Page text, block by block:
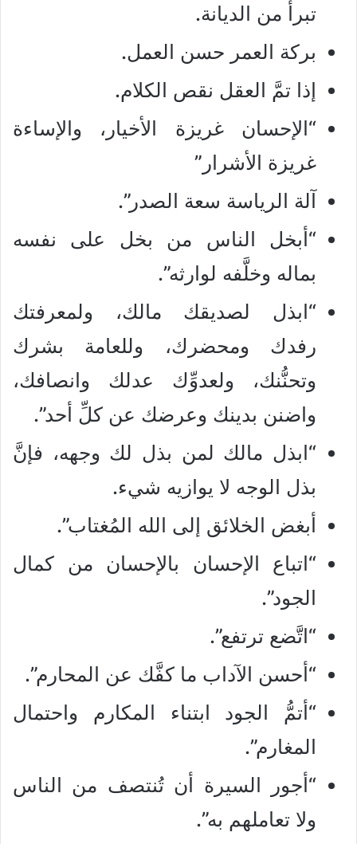
تبرأ من الديانة.
بركة العمر حسن العمل.
إذا تمَّ العقل نقص الكلام.
“الإحسان غريزة الأخيار، والإساءة
غريزة الأشرار”
آلة الرياسة سعة الصدر”.
“أبخل الناس من بخل على نفسه
بماله وخلَّفه لوارثه”.
“ابذل لصديقك مالك، ولمعرفتك
رفدك ومحضرك، وللعامة بشرك
وتحنُّنك، ولعدوِّك عدلك وانصافك،
واضنن بدينك وعرضك عن كلِّ أحد”.
“ابذل مالك لمن بذل لك وجهه، فإنَّ
بذل الوجه لا يوازيه شيء.
أبغض الخلائق إلى الله المُغتاب”.
“اتباع الإحسان بالإحسان من كمال
الجود”.
“اتَّضع ترتفع”.
“أحسن الآداب ما كفَّك عن المحارم”.
“أتمُّ الجود ابتناء المكارم واحتمال
المغارم”.
“أجور السيرة أن تُنتصف من الناس
ولا تعاملهم به”.